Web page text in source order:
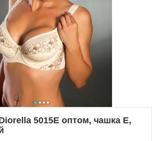
5015E оптом, чашка E,